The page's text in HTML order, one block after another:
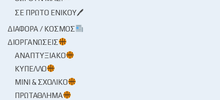
ΣΕ ΠΡΏΤΟ ΕΝΙΚΟΎ🖊
ΔΙΆΦΟΡΑ / ΚΌΣΜΟΣ
ΔΙΟΡΓΑΝΏΣΕΙΣ
ΑΝΑΠΤΥΞΙΑΚΌ
ΚΎΠΕΛΛΟ
ΜΊΝΙ & ΣΧΟΛΙΚΌ
ΠΡΩΤΆΘΛΗΜΑ